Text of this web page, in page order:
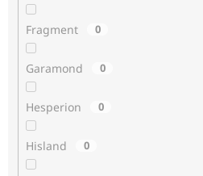
Fragment 0
Garamond 0
Hesperion 0
Hisland 0